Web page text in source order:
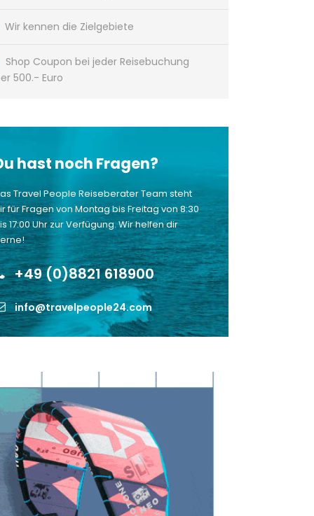
Wir kennen die Zielgebiete
Shop Coupon bei jeder Reisebuchung
500.- Euro
hast noch Fragen?
Travel People Reiseberater Team steht
für Fragen von Montag bis Freitag von 8:30
17:00 Uhr zur Verfügung. Wir helfen dir
+49 (0)8821 618900
info@travelpeople24.com